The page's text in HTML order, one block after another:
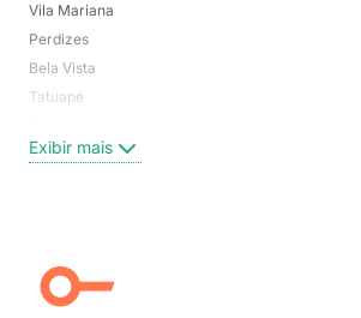
Vila Mariana
Perdizes
Bela Vista
Tatuapé
Centro
Campo Belo
Ipiranga
Exibir mais